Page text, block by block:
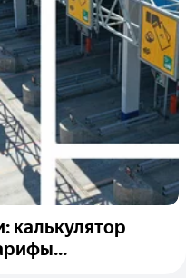
калькулятор